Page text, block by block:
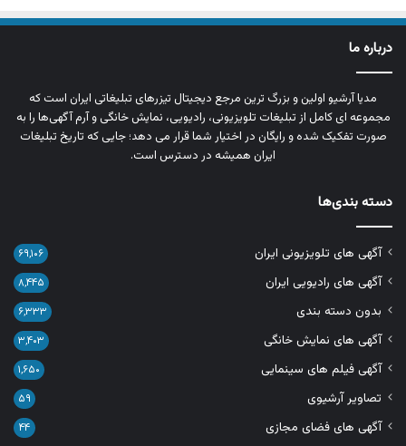
درباره ما
مدیا آرشیو اولین و بزرگ‌ ترین مرجع دیجیتال تیزرهای تبلیغاتی ایران است که
مجموعه‌ ای کامل از تبلیغات تلویزیونی، رادیویی، نمایش خانگی و آرم‌ آگهی‌ها را به‌
صورت تفکیک‌ شده و رایگان در اختیار شما قرار می‌ دهد؛ جایی که تاریخ تبلیغات
ایران همیشه در دسترس است.
دسته بندی‌ها
آگهی های تلویزیونی ایران ۶۹,۱۰۶
آگهی های رادیویی ایران ۸,۴۴۵
بدون دسته بندی ۶,۳۳۳
آگهی های نمایش خانگی ۳,۴۰۳
آگهی فیلم های سینمایی ۱,۶۵۰
تصاویر آرشیوی ۵۹
آگهی های فضای مجازی ۴۴